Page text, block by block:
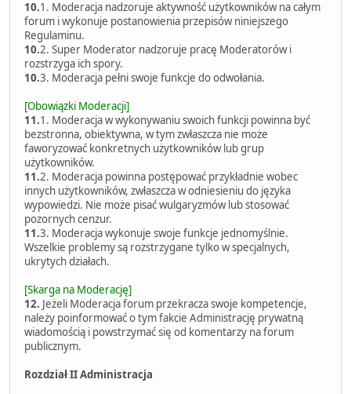
10.1. Moderacja nadzoruje aktywność użytkowników na całym
forum i wykonuje postanowienia przepisów niniejszego
Regulaminu.
10.2. Super Moderator nadzoruje pracę Moderatorów i
rozstrzyga ich spory.
10.3. Moderacja pełni swoje funkcje do odwołania.
[Obowiązki Moderacji]
11.1. Moderacja w wykonywaniu swoich funkcji powinna być
bezstronna, obiektywna, w tym zwłaszcza nie może
faworyzować konkretnych użytkowników lub grup
użytkowników.
11.2. Moderacja powinna postępować przykładnie wobec
innych użytkowników, zwłaszcza w odniesieniu do języka
wypowiedzi. Nie może pisać wulgaryzmów lub stosować
pozornych cenzur.
11.3. Moderacja wykonuje swoje funkcje jednomyślnie.
Wszelkie problemy są rozstrzygane tylko w specjalnych,
ukrytych działach.
[Skarga na Moderację]
12. Jeżeli Moderacja forum przekracza swoje kompetencje,
należy poinformować o tym fakcie Administrację prywatną
wiadomością i powstrzymać się od komentarzy na forum
publicznym.
Rozdział II Administracja